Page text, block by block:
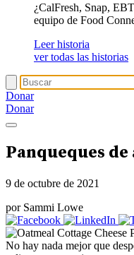
¿CalFresh, Snap,
equipo de Food
Leer historia
ver todas las historias
Donar
Donar
Panqueques
9 de octubre de 2021
por Sammi Lowe
No hay nada mejor que